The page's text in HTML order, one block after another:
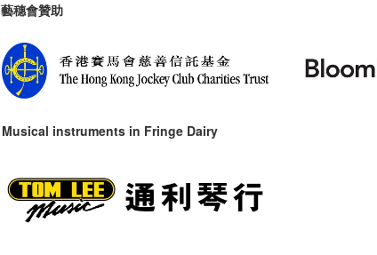
藝穗會贊助
Musical instruments in Fringe Dairy